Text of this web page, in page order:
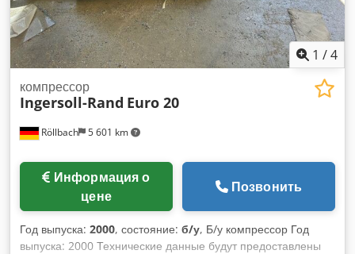
1 /4
Röllbach 5 601 km
компрессор
Ingersoll-Rand Euro 20
цене
Позвонить
Год выпуска: 2000, состояние: б/у, Б/у компрессор Год
выпуска: 2000 Технические данные будут предоставлены